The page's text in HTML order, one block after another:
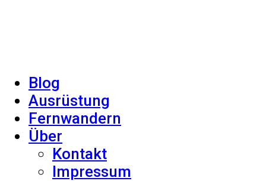
Blog
Ausrüstung
Fernwandern
Über
Kontakt
Impressum